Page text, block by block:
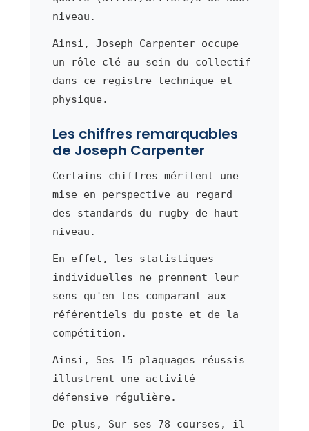
niveau.
Ainsi, Joseph Carpenter occupe
un rôle clé au sein du collectif
dans ce registre technique et
physique.
Les chiffres remarquables
de Joseph Carpenter
Certains chiffres méritent une
mise en perspective au regard
des standards du rugby de haut
niveau.
En effet, les statistiques
individuelles ne prennent leur
sens qu'en les comparant aux
référentiels du poste et de la
compétition.
Ainsi, Ses 15 plaquages réussis
illustrent une activité
défensive régulière.
De plus, Sur ses 78 courses, il